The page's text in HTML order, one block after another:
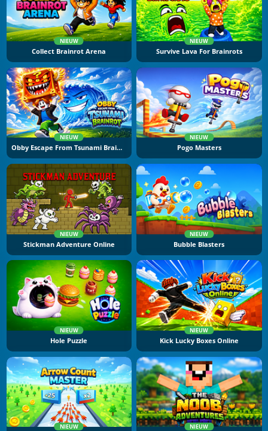
NIEUW
Collect Brainrot Arena
NIEUW
Survive Lava For Brainrots
NIEUW
Obby Escape From Tsunami Brainrot
NIEUW
Pogo Masters
NIEUW
Stickman Adventure Online
NIEUW
Bubble Blasters
NIEUW
Hole Puzzle
NIEUW
Kick Lucky Boxes Online
NIEUW NIEUW